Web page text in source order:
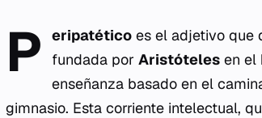
P eripatético es el adjetivo que
fundada porAristóteles en el
enseñanza basado en el
gimnasio. Esta corriente intelectual,